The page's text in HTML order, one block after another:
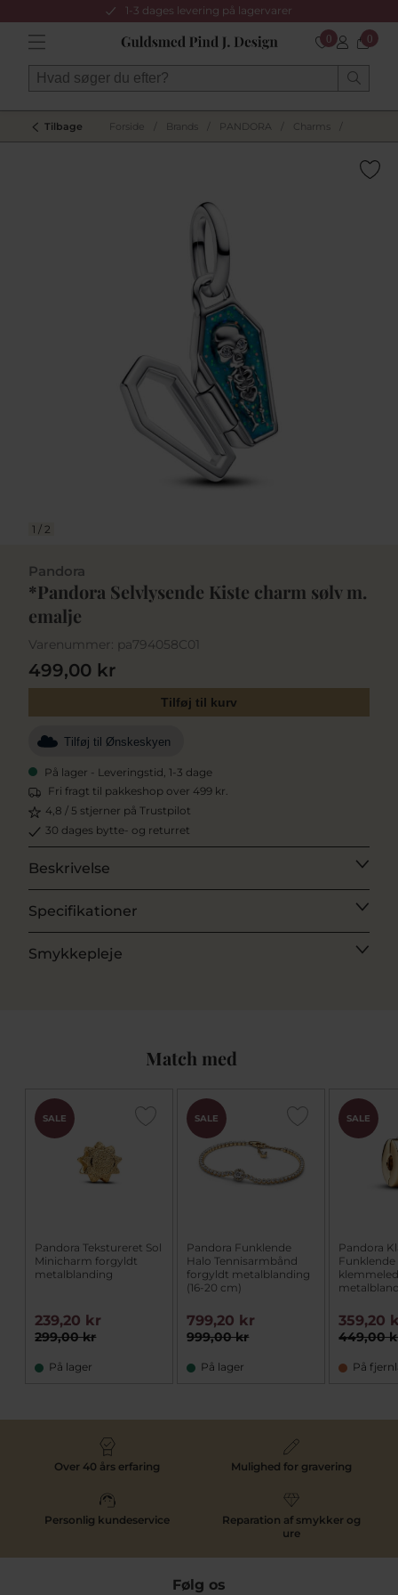
1-3 dages levering på lagervarer
0 0
Tilbage Forside Brands PANDORA Charms
1 / 2
Pandora
*Pandora Selvlysende Kiste charm sølv m.
emalje
Varenummer: pa794058C01
499,00 kr
Tilføj til kurv
Tilføj til Ønskeskyen
På lager - Leveringstid, 1-3 dage
Fri fragt til pakkeshop over 499 kr.
4,8 / 5 stjerner på Trustpilot
30 dages bytte- og returret
Beskrivelse
Specifikationer
Smykkepleje
Match med
SALE
Pandora Tekstureret Sol
Minicharm forgyldt
metalblanding
299,00 kr
239,20 kr
På lager
SALE
Pandora Funklende
Halo Tennisarmbånd
forgyldt metalblanding
(16-20 cm)
999,00 kr
799,20 kr
På lager
SALE
Pandora
449,00
359,20
På
Over 40 års erfaring Mulighed for gravering
Personlig kundeservice
Reparation af smykker og
ure
Følg os